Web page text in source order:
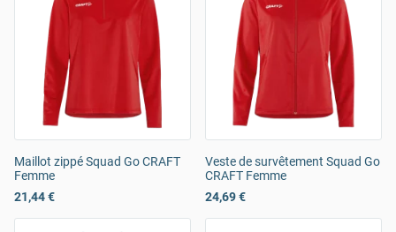
Maillot zippé Squad Go CRAFT
Femme
21,44 €
Veste de survêtement Squad Go
CRAFT Femme
24,69 €